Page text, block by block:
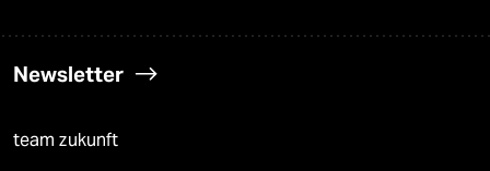
Newsletter
team zukunft